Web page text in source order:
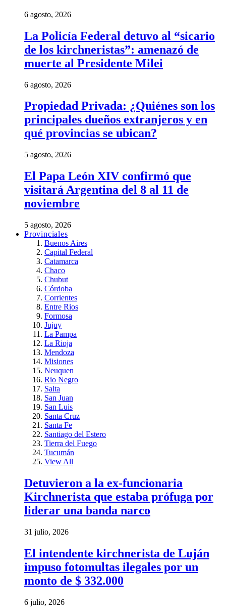
6 agosto, 2026
La Policía Federal detuvo al “sicario
de los kirchneristas”: amenazó de
muerte al Presidente Milei
6 agosto, 2026
Propiedad Privada: ¿Quiénes son los
principales dueños extranjeros y en
qué provincias se ubican?
5 agosto, 2026
El Papa León XIV confirmó que
visitará Argentina del 8 al 11 de
noviembre
5 agosto, 2026
Provinciales
Buenos Aires
Capital Federal
Catamarca
Chaco
Chubut
Córdoba
Corrientes
Entre Rios
Formosa
Jujuy
La Pampa
La Rioja
Mendoza
Misiones
Neuquen
Rio Negro
Salta
San Juan
San Luis
Santa Cruz
Santa Fe
Santiago del Estero
Tierra del Fuego
Tucumán
View All
Detuvieron a la ex-funcionaria
Kirchnerista que estaba prófuga por
liderar una banda narco
31 julio, 2026
El intendente kirchnerista de Luján
impuso fotomultas ilegales por un
monto de $ 332.000
6 julio, 2026